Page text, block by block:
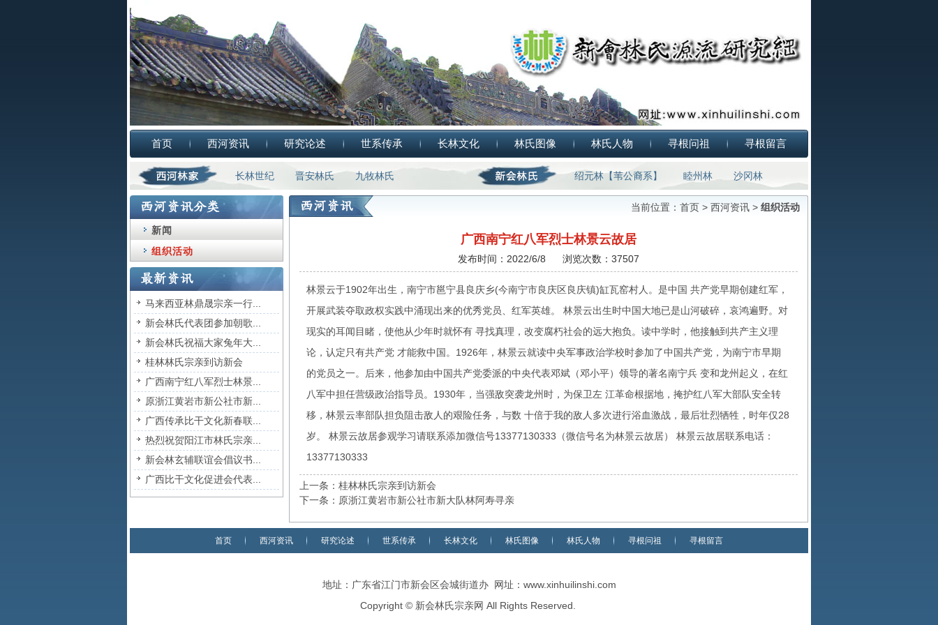
首页 西河资讯 研究论述 世系传承 长林文化 林氏图像 林氏人物 寻根问祖 寻根留言
长林世纪 晋安林氏 九牧林氏 绍元林【苇公裔系】 睦州林 沙冈林
新闻
组织活动
马来西亚林鼎晟宗亲一行...
新会林氏代表团参加朝歌...
新会林氏祝福大家兔年大...
桂林林氏宗亲到访新会
广西南宁红八军烈士林景...
原浙江黄岩市新公社市新...
广西传承比干文化新春联...
热烈祝贺阳江市林氏宗亲...
新会林玄辅联谊会倡议书...
广西比干文化促进会代表...
当前位置： 首页 > 西河资讯 > 组织活动
广西南宁红八军烈士林景云故居
发布时间：2022/6/8 浏览次数：37507
林景云于1902年出生，南宁市邕宁县良庆乡(今南宁市良庆区良庆镇)缸瓦窑村人。是中国 共产党早期创建红军，
开展武装夺取政权实践中涌现出来的优秀党员、红军英雄。 林景云出生时中国大地已是山河破碎，哀鸿遍野。对
现实的耳闻目睹，使他从少年时就怀有 寻找真理，改变腐朽社会的远大抱负。读中学时，他接触到共产主义理
论，认定只有共产党 才能救中国。1926年，林景云就读中央军事政治学校时参加了中国共产党，为南宁市早期
的党员之一。后来，他参加由中国共产党委派的中央代表邓斌（邓小平）领导的著名南宁兵 变和龙州起义，在红
八军中担任营级政治指导员。1930年，当强敌突袭龙州时，为保卫左 江革命根据地，掩护红八军大部队安全转
移，林景云率部队担负阻击敌人的艰险任务，与数 十倍于我的敌人多次进行浴血激战，最后壮烈牺牲，时年仅28
岁。 林景云故居参观学习请联系添加微信号13377130333（微信号名为林景云故居） 林景云故居联系电话：
13377130333
上一条：桂林林氏宗亲到访新会
下一条：原浙江黄岩市新公社市新大队林阿寿寻亲
首页 西河资讯 研究论述 世系传承 长林文化 林氏图像 林氏人物 寻根问祖 寻根留言
地址：广东省江门市新会区会城街道办 网址： www.xinhuilinshi.com
Copyright ©新会林氏宗亲网 All Rights Reserved.